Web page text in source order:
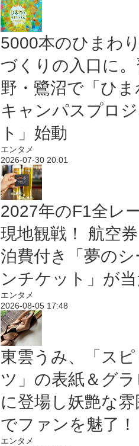
5000本のひまわ
づくりの入口に
野・鷺沼で「ひま
キャンパスプロ
ト」始動
エンタメ
2026-07-30 20:01
2027年のF1全レ
現地観戦！ 航空
泊費付き「夢のシ
ンチケット」が
エンタメ
2026-08-05 17:48
東雲うみ、「スピ
ツ」の表紙＆グラ
に登場し妖艶な雰
でファンを魅了！
エンタメ